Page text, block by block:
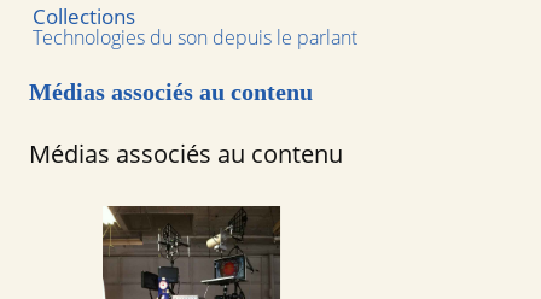
Collections
Technologies du son depuis le parlant
Médias associés au contenu
Médias associés au contenu